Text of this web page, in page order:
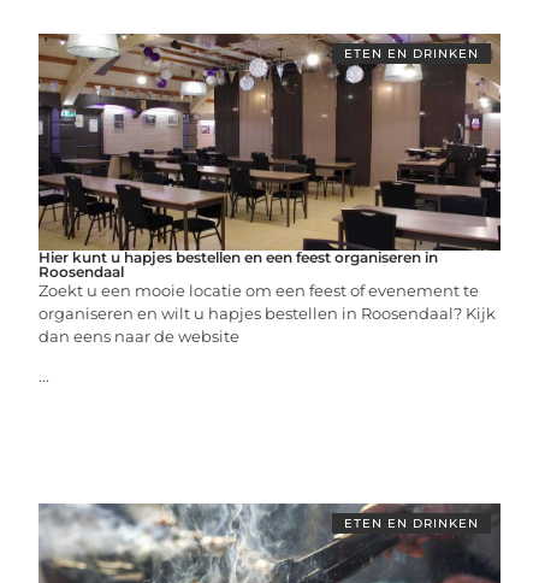
ETEN EN DRINKEN
Hier kunt u hapjes bestellen en een feest organiseren in
Roosendaal
Zoekt u een mooie locatie om een feest of evenement te
organiseren en wilt u hapjes bestellen in Roosendaal? Kijk
dan eens naar de website
...
ETEN EN DRINKEN